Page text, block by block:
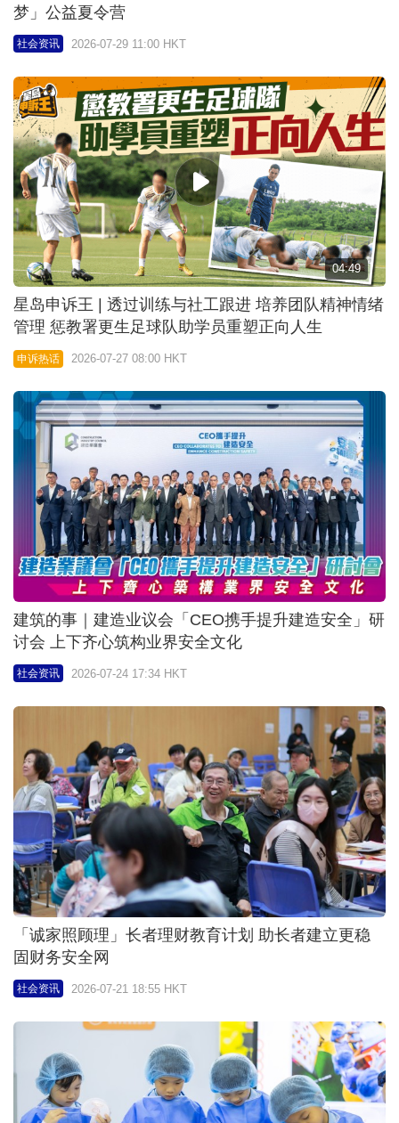
梦」公益夏令营
社会资讯 2026-07-29 11:00 HKT
04:49
星岛申诉王 | 透过训练与社工跟进 培养团队精神情绪
管理 惩教署更生足球队助学员重塑正向人生
申诉热话 2026-07-27 08:00 HKT
建筑的事｜建造业议会「CEO携手提升建造安全」研
讨会 上下齐心筑构业界安全文化
社会资讯 2026-07-24 17:34 HKT
「诚家照顾理」长者理财教育计划 助长者建立更稳
固财务安全网
社会资讯 2026-07-21 18:55 HKT